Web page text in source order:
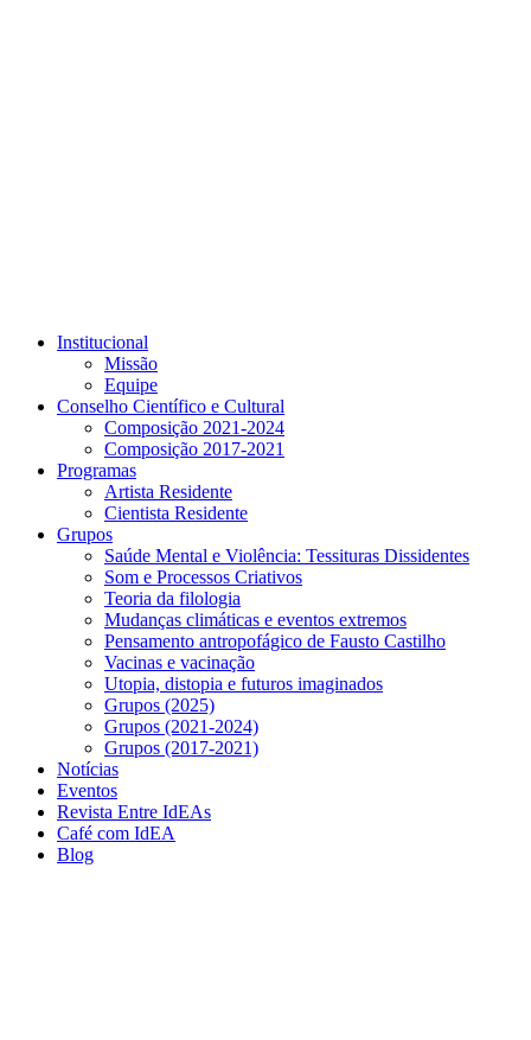
Institucional
Missão
Equipe
Conselho Científico e Cultural
Composição 2021-2024
Composição 2017-2021
Programas
Artista Residente
Cientista Residente
Grupos
Saúde Mental e Violência: Tessituras Dissidentes
Som e Processos Criativos
Teoria da filologia
Mudanças climáticas e eventos extremos
Pensamento antropofágico de Fausto Castilho
Vacinas e vacinação
Utopia, distopia e futuros imaginados
Grupos (2025)
Grupos (2021-2024)
Grupos (2017-2021)
Notícias
Eventos
Revista Entre IdEAs
Café com IdEA
Blog